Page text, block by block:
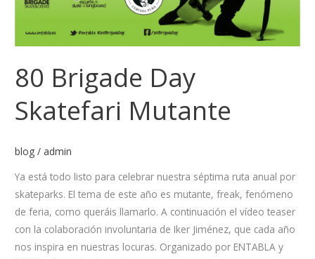
80 Brigade Day
Skatefari Mutante
blog / admin
Ya está todo listo para celebrar nuestra séptima ruta anual por
skateparks. El tema de este año es mutante, freak, fenómeno
de feria, como queráis llamarlo. A continuación el vídeo teaser
con la colaboración involuntaria de Iker Jiménez, que cada año
nos inspira en nuestras locuras. Organizado por ENTABLA y